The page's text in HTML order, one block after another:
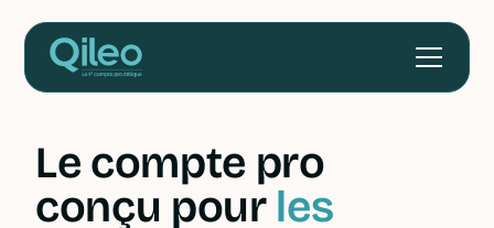
Le compte pro
conçu pour les